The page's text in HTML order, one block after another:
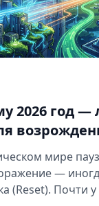
2026 год —
мире
—
(Reset). Почти